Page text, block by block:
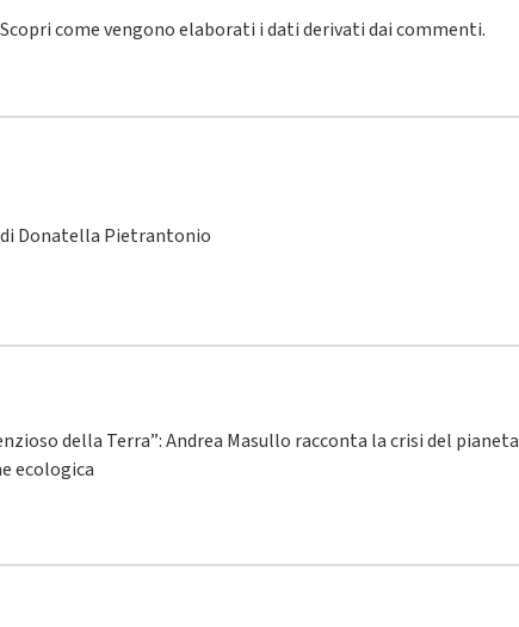
Scopri come vengono elaborati i dati derivati dai commenti.
di Donatella Pietrantonio
della Terra”: Andrea Masullo racconta la crisi del pianeta
ecologica